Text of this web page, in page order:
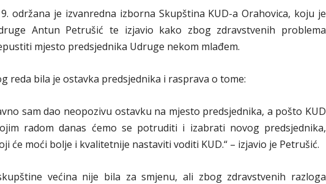
održana je izvanredna izborna Skupština KUD-a Orahovica, koju je
Antun Petrušić te izjavio kako zbog zdravstvenih problema
mjesto predsjednika Udruge nekom mlađem.
reda bila je ostavka predsjednika i rasprava o tome:
sam dao neopozivu ostavku na mjesto predsjednika, a pošto KUD
radom danas ćemo se potruditi i izabrati novog predsjednika,
će moći bolje i kvalitetnije nastaviti voditi KUD.“ – izjavio je Petrušić.
većina nije bila za smjenu, ali zbog zdravstvenih razloga